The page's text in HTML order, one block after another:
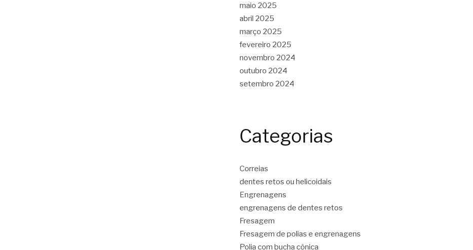
maio 2025
abril 2025
março 2025
fevereiro 2025
novembro 2024
outubro 2024
setembro 2024
Categorias
Correias
dentes retos ou helicoidais
Engrenagens
engrenagens de dentes retos
Fresagem
Fresagem de polias e engrenagens
Polia com bucha cônica